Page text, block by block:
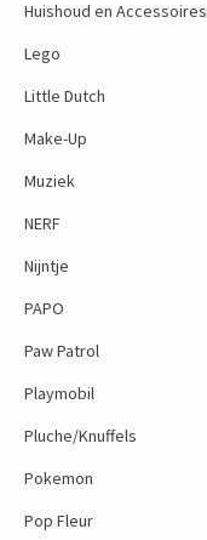
Huishoud en Accessoires
Lego
Little Dutch
Make-Up
Muziek
NERF
Nijntje
PAPO
Paw Patrol
Playmobil
Pluche/Knuffels
Pokemon
Pop Fleur